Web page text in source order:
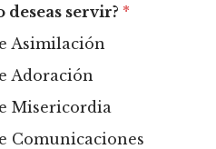
servir? *
Asimilación
Adoración
Misericordia
Comunicaciones